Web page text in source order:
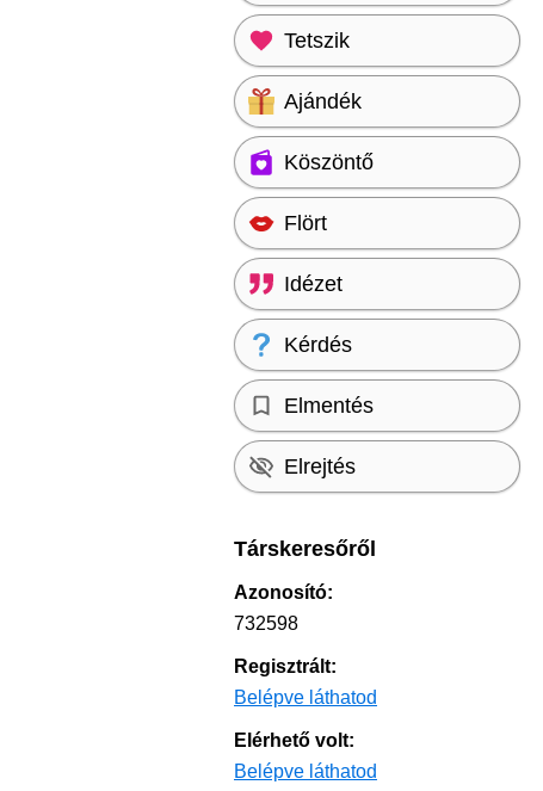
Tetszik
Ajándék
Köszöntő
Flört
Idézet
Kérdés
Elmentés
Elrejtés
Társkeresőről
Azonosító:
732598
Regisztrált:
Belépve láthatod
Elérhető volt:
Belépve láthatod